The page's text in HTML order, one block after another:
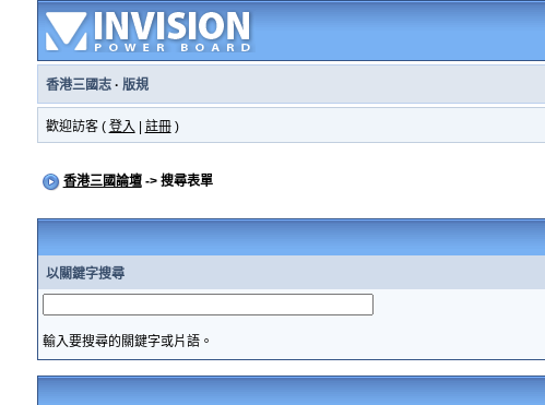
香港三國志· 版規
歡迎訪客 ( 登入 註冊)
香港三國論壇-> 搜尋表單
以關鍵字搜尋
輸入要搜尋的關鍵字或片語。